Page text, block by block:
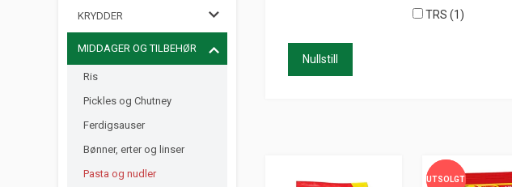
KRYDDER
MIDDAGER OG TILBEHØR
Ris
Pickles og Chutney
Ferdigsauser
Bønner, erter og linser
Pasta og nudler
TRS (1)
Nullstill
UTSOLGT
UTSOLGT